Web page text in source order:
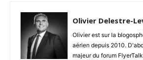
Olivier Delestre-
Olivier est sur la
aérien depuis 2010.
majeur du forum